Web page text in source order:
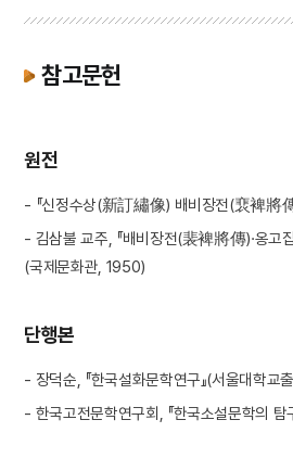
참고문헌
원전
- 『신정수상(新訂繡像) 배비장전(裵裨將
- 김삼불 교주, 『배비장전(裴裨將傳)·옹고
(국제문화관, 1950)
단행본
- 장덕순, 『한국설화문학연구』(서울대학교
- 한국고전문학연구회, 『한국소설문학의 탐